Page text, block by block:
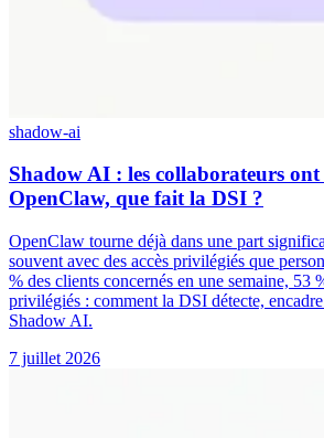
shadow-ai
Shadow AI : les collaborateurs
OpenClaw, que fait la DSI ?
OpenClaw tourne déjà dans une part
souvent avec des accès privilégiés que
% des clients concernés en une semaine, 53
privilégiés : comment la DSI détecte,
Shadow AI.
7 juillet 2026